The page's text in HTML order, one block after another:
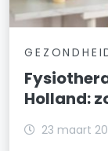
Holland:
23 maart